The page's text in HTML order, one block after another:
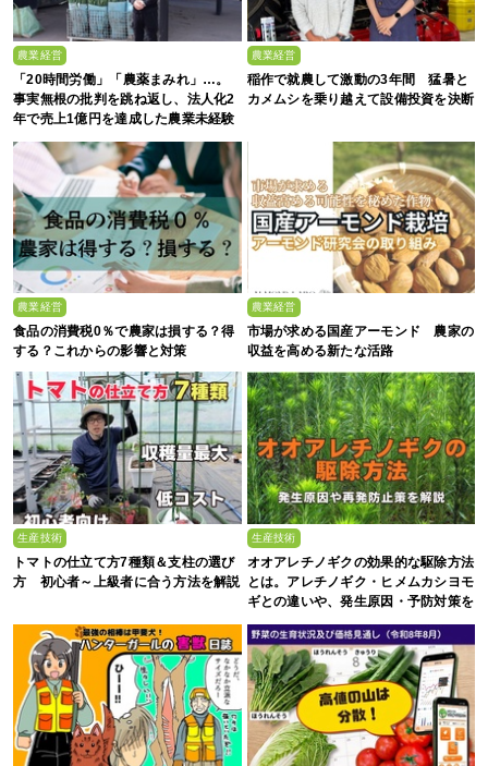
農業経営
「20時間労働」「農薬まみれ」…。
事実無根の批判を跳ね返し、法人化2
年で売上1億円を達成した農業未経験
の若者たち
農業経営
稲作で就農して激動の3年間 猛暑と
カメムシを乗り越えて設備投資を決断
農業経営
食品の消費税0％で農家は損する？得
する？これからの影響と対策
農業経営
市場が求める国産アーモンド 農家の
収益を高める新たな活路
生産技術
トマトの仕立て方7種類＆支柱の選び
方 初心者～上級者に合う方法を解説
生産技術
オオアレチノギクの効果的な駆除方法
とは。アレチノギク・ヒメムカシヨモ
ギとの違いや、発生原因・予防対策を
解説